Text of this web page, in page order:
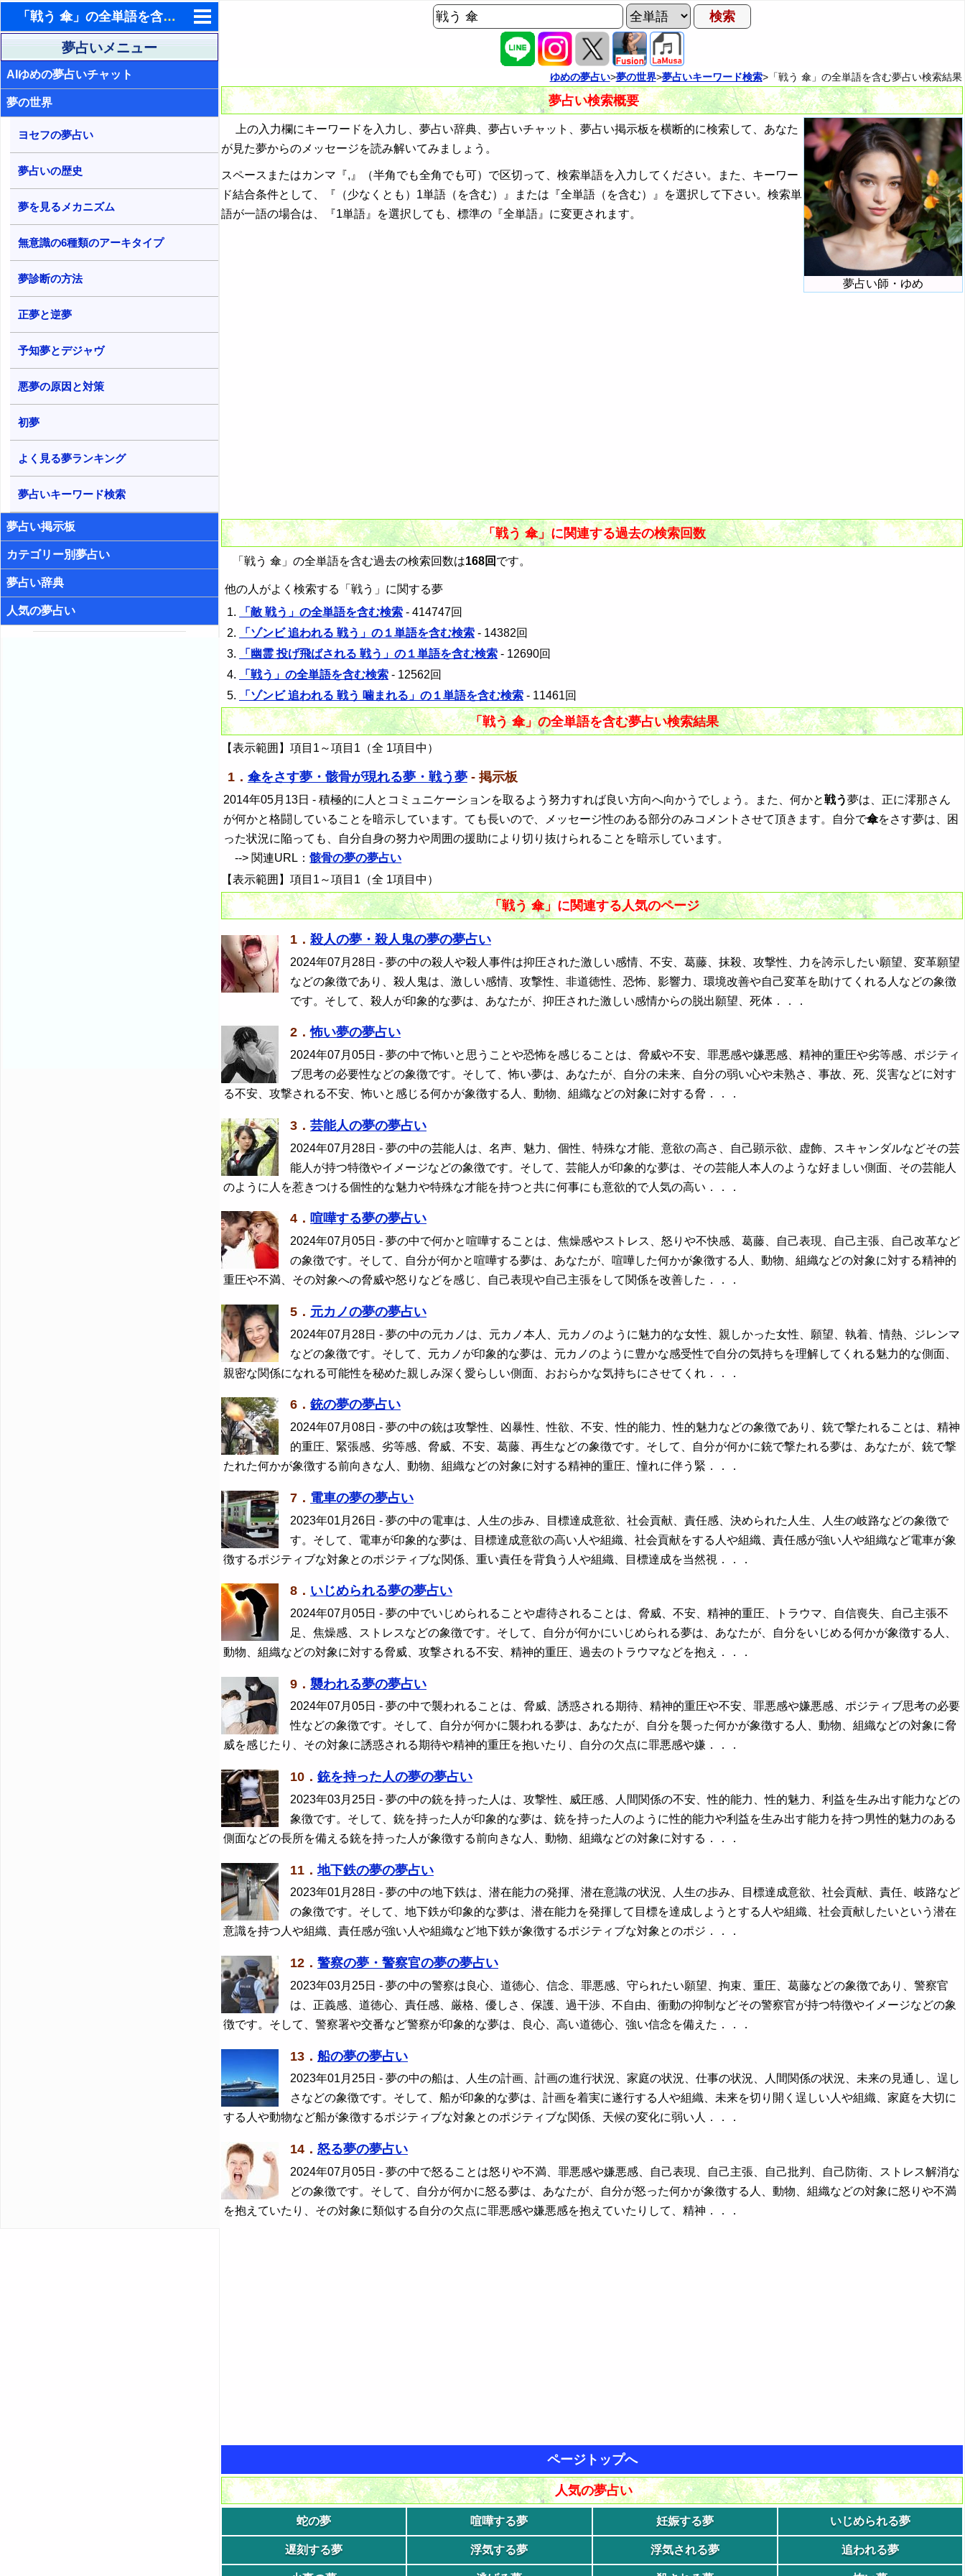
「戦う 傘」の全単語を含む夢占い検索結果
東洋・西洋占星術
ホラリー占星術
手相占いで未来診断
タロットカードで無料占い
命名の姓名判断
飛星派風水で住宅開運
男と女の心理学と心理テスト
夢占いメニュー
AIゆめの夢占いチャット
夢の世界
ヨセフの夢占い
夢占いの歴史
夢を見るメカニズム
無意識の6種類のアーキタイプ
夢診断の方法
正夢と逆夢
予知夢とデジャヴ
悪夢の原因と対策
初夢
よく見る夢ランキング
夢占いキーワード検索
夢占い掲示板
カテゴリー別夢占い
夢占い辞典
人気の夢占い
ゆめの夢占い>夢の世界>夢占いキーワード検索>「戦う 傘」の全単語を含む夢占い検索結果
夢占い検索概要
夢占い師・ゆめ
上の入力欄にキーワードを入力し、夢占い辞典、夢占いチャット、夢占い掲示板を横断的に検索して、あなた
が見た夢からのメッセージを読み解いてみましょう。
スペースまたはカンマ『,』（半角でも全角でも可）で区切って、検索単語を入力してください。また、キーワー
ド結合条件として、『（少なくとも）1単語（を含む）』または『全単語（を含む）』を選択して下さい。検索単
語が一語の場合は、『1単語』を選択しても、標準の『全単語』に変更されます。
「戦う 傘」に関連する過去の検索回数
「戦う 傘」の全単語を含む過去の検索回数は168回 です。
他の人がよく検索する「戦う」に関する夢
「敵 戦う」の全単語を含む検索 - 414747回
「ゾンビ 追われる 戦う」の１単語を含む検索 - 14382回
「幽霊 投げ飛ばされる 戦う」の１単語を含む検索 - 12690回
「戦う」の全単語を含む検索 - 12562回
「ゾンビ 追われる 戦う 噛まれる」の１単語を含む検索 - 11461回
「戦う 傘」の全単語を含む夢占い検索結果
【表示範囲】項目1～項目1（全 1項目中）
1． 傘をさす夢・骸骨が現れる夢・戦う夢- 掲示板
2014年05月13日 - 積極的に人とコミュニケーションを取るよう努力すれば良い方向へ向かうでしょう。また、何かと戦う夢は、正に澪那さん
が何かと格闘していることを暗示しています。ても長いので、メッセージ性のある部分のみコメントさせて頂きます。自分で傘をさす夢は、困
った状況に陥っても、自分自身の努力や周囲の援助により切り抜けられることを暗示しています。
--> 関連URL：骸骨の夢の夢占い
【表示範囲】項目1～項目1（全 1項目中）
「戦う 傘」に関連する人気のページ
1． 殺人の夢・殺人鬼の夢の夢占い
2024年07月28日 - 夢の中の殺人や殺人事件は抑圧された激しい感情、不安、葛藤、抹殺、攻撃性、力を誇示したい願望、変革願望
などの象徴であり、殺人鬼は、激しい感情、攻撃性、非道徳性、恐怖、影響力、環境改善や自己変革を助けてくれる人などの象徴
です。そして、殺人が印象的な夢は、あなたが、抑圧された激しい感情からの脱出願望、死体．．．
2．怖い夢の夢占い
2024年07月05日 - 夢の中で怖いと思うことや恐怖を感じることは、脅威や不安、罪悪感や嫌悪感、精神的重圧や劣等感、ポジティ
ブ思考の必要性などの象徴です。そして、怖い夢は、あなたが、自分の未来、自分の弱い心や未熟さ、事故、死、災害などに対す
る不安、攻撃される不安、怖いと感じる何かが象徴する人、動物、組織などの対象に対する脅．．．
3． 芸能人の夢の夢占い
2024年07月28日 - 夢の中の芸能人は、名声、魅力、個性、特殊な才能、意欲の高さ、自己顕示欲、虚飾、スキャンダルなどその芸
能人が持つ特徴やイメージなどの象徴です。そして、芸能人が印象的な夢は、その芸能人本人のような好ましい側面、その芸能人
のように人を惹きつける個性的な魅力や特殊な才能を持つと共に何事にも意欲的で人気の高い．．．
4． 喧嘩する夢の夢占い
2024年07月05日 - 夢の中で何かと喧嘩することは、焦燥感やストレス、怒りや不快感、葛藤、自己表現、自己主張、自己改革など
の象徴です。そして、自分が何かと喧嘩する夢は、あなたが、喧嘩した何かが象徴する人、動物、組織などの対象に対する精神的
重圧や不満、その対象への脅威や怒りなどを感じ、自己表現や自己主張をして関係を改善した．．．
5． 元カノの夢の夢占い
2024年07月28日 - 夢の中の元カノは、元カノ本人、元カノのように魅力的な女性、親しかった女性、願望、執着、情熱、ジレンマ
などの象徴です。そして、元カノが印象的な夢は、元カノのように豊かな感受性で自分の気持ちを理解してくれる魅力的な側面、
親密な関係になれる可能性を秘めた親しみ深く愛らしい側面、おおらかな気持ちにさせてくれ．．．
6． 銃の夢の夢占い
2024年07月08日 - 夢の中の銃は攻撃性、凶暴性、性欲、不安、性的能力、性的魅力などの象徴であり、銃で撃たれることは、精神
的重圧、緊張感、劣等感、脅威、不安、葛藤、再生などの象徴です。そして、自分が何かに銃で撃たれる夢は、あなたが、銃で撃
たれた何かが象徴する前向きな人、動物、組織などの対象に対する精神的重圧、憧れに伴う緊．．．
7． 電車の夢の夢占い
2023年01月26日 - 夢の中の電車は、人生の歩み、目標達成意欲、社会貢献、責任感、決められた人生、人生の岐路などの象徴で
す。そして、電車が印象的な夢は、目標達成意欲の高い人や組織、社会貢献をする人や組織、責任感が強い人や組織など電車が象
徴するポジティブな対象とのポジティブな関係、重い責任を背負う人や組織、目標達成を当然視．．．
8． いじめられる夢の夢占い
2024年07月05日 - 夢の中でいじめられることや虐待されることは、脅威、不安、精神的重圧、トラウマ、自信喪失、自己主張不
足、焦燥感、ストレスなどの象徴です。そして、自分が何かにいじめられる夢は、あなたが、自分をいじめる何かが象徴する人、
動物、組織などの対象に対する脅威、攻撃される不安、精神的重圧、過去のトラウマなどを抱え．．．
9． 襲われる夢の夢占い
2024年07月05日 - 夢の中で襲われることは、脅威、誘惑される期待、精神的重圧や不安、罪悪感や嫌悪感、ポジティブ思考の必要
性などの象徴です。そして、自分が何かに襲われる夢は、あなたが、自分を襲った何かが象徴する人、動物、組織などの対象に脅
威を感じたり、その対象に誘惑される期待や精神的重圧を抱いたり、自分の欠点に罪悪感や嫌．．．
10． 銃を持った人の夢の夢占い
2023年03月25日 - 夢の中の銃を持った人は、攻撃性、威圧感、人間関係の不安、性的能力、性的魅力、利益を生み出す能力などの
象徴です。そして、銃を持った人が印象的な夢は、銃を持った人のように性的能力や利益を生み出す能力を持つ男性的魅力のある
側面などの長所を備える銃を持った人が象徴する前向きな人、動物、組織などの対象に対する．．．
11．地下鉄の夢の夢占い
2023年01月28日 - 夢の中の地下鉄は、潜在能力の発揮、潜在意識の状況、人生の歩み、目標達成意欲、社会貢献、責任、岐路など
の象徴です。そして、地下鉄が印象的な夢は、潜在能力を発揮して目標を達成しようとする人や組織、社会貢献したいという潜在
意識を持つ人や組織、責任感が強い人や組織など地下鉄が象徴するポジティブな対象とのポジ．．．
12． 警察の夢・警察官の夢の夢占い
2023年03月25日 - 夢の中の警察は良心、道徳心、信念、罪悪感、守られたい願望、拘束、重圧、葛藤などの象徴であり、警察官
は、正義感、道徳心、責任感、厳格、優しさ、保護、過干渉、不自由、衝動の抑制などその警察官が持つ特徴やイメージなどの象
徴です。そして、警察署や交番など警察が印象的な夢は、良心、高い道徳心、強い信念を備えた．．．
13． 船の夢の夢占い
2023年01月25日 - 夢の中の船は、人生の計画、計画の進行状況、家庭の状況、仕事の状況、人間関係の状況、未来の見通し、逞し
さなどの象徴です。そして、船が印象的な夢は、計画を着実に遂行する人や組織、未来を切り開く逞しい人や組織、家庭を大切に
する人や動物など船が象徴するポジティブな対象とのポジティブな関係、天候の変化に弱い人．．．
14． 怒る夢の夢占い
2024年07月05日 - 夢の中で怒ることは怒りや不満、罪悪感や嫌悪感、自己表現、自己主張、自己批判、自己防衛、ストレス解消な
どの象徴です。そして、自分が何かに怒る夢は、あなたが、自分が怒った何かが象徴する人、動物、組織などの対象に怒りや不満
を抱えていたり、その対象に類似する自分の欠点に罪悪感や嫌悪感を抱えていたりして、精神．．．
ページトップへ
人気の夢占い
蛇の夢 喧嘩する夢 妊娠する夢 いじめられる夢
遅刻する夢 浮気する夢 浮気される夢 追われる夢